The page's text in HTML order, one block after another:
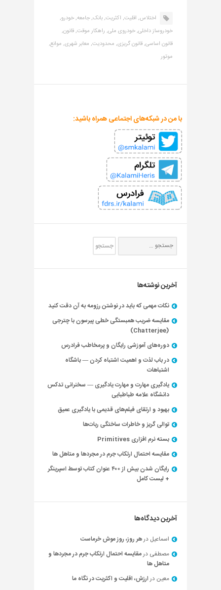
اختلاس, اقلیت, اکثریت,بانک,جامعه,خودرو,
خودروساز داخلی,خودروی ملی, راهکار موقت,قانون,
قانون اساسی,قانون گریزی, محدودیت, معابر شهری, موانع,
موتور
با من در شبکه‌های اجتماعی همراه باشید:
آخرین نوشته‌ها
نکات مهمی که باید در نوشتن رزومه به آن دقت کنید
مقایسه ضریب همبستگی خطی پیرسون با چترجی
(Chatterjee)
دوره‌های آموزشی رایگان و پرمخاطب فرادرس
در باب لذت و اهمیت اشتباه کردن — باشگاه
اشتباهات
یادگیری مهارت و مهارت یادگیری — سخنرانی تدکس
دانشگاه علامه طباطبایی
بهبود و ارتقای فیلم‌های قدیمی با یادگیری عمیق
توالی گریز و خاطرات ساختگی ربات‌ها
بسته نرم افزاری Primitives
مقایسه احتمال ارتکاب جرم در مجردها و متاهل ها
رایگان شدن بیش از ۴۰۰ عنوان کتاب توسط اسپرینگر
+ لیست کامل
آخرین دیدگاه‌ها
اسماعیل درهر روز، روز موش خرماست
مصطفی درمقایسه احتمال ارتکاب جرم در مجردها و
متاهل ها
معین درارزش، اقلیت و اکثریت در نگاه ما